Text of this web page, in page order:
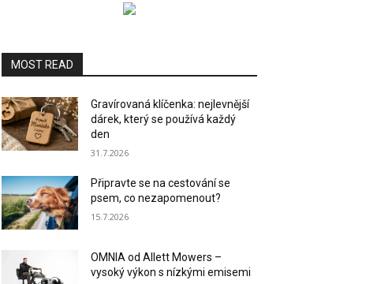
MOST READ
Gravírovaná klíčenka: nejlevnější
dárek, který se používá každý
den
31.7.2026
Připravte se na cestování se
psem, co nezapomenout?
15.7.2026
OMNIA od Allett Mowers –
vysoký výkon s nízkými emisemi